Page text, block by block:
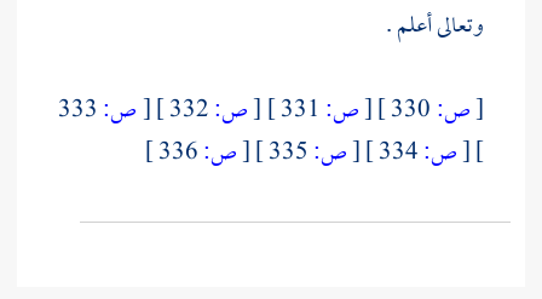
وتعالى أعلم .
[ص: [ص: [ص: [ص:333
]
[ص: [ص: [ص: